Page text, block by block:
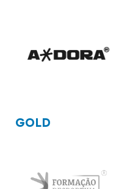
GOLD